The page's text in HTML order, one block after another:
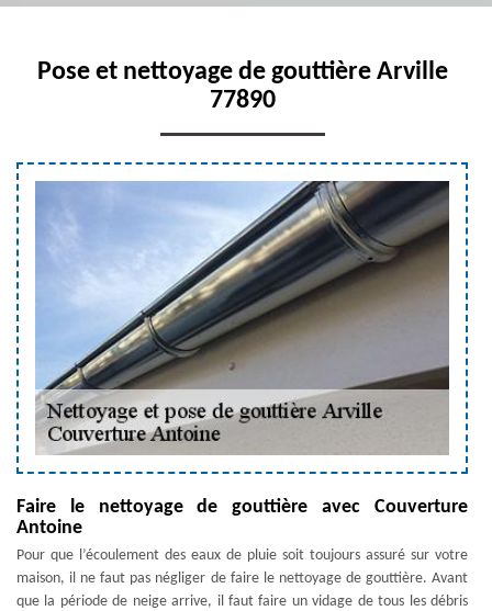
Pose et nettoyage de gouttière Arville
77890
Faire le nettoyage de gouttière avec Couverture
Antoine
Pour que l’écoulement des eaux de pluie soit toujours assuré sur votre
maison, il ne faut pas négliger de faire le nettoyage de gouttière. Avant
que la période de neige arrive, il faut faire un vidage de tous les débris